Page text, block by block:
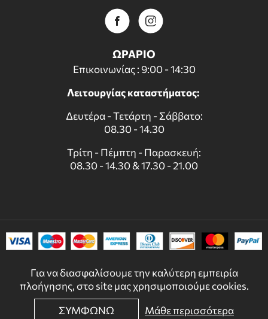
Για να διασφαλίσουμε την καλύτερη εμπειρία
πλοήγησης, στο site μας χρησιμοποιούμε cookies.
ΣΥΜΦΩΝΩ
Μάθε περισσότερα
ΩΡΑΡΙΟ
Επικοινωνίας : 9:00 - 14:30
Λειτουργίας καταστήματος:
Δευτέρα - Τετάρτη - Σάββατο:
08.30 - 14.30
Τρίτη - Πέμπτη - Παρασκευή:
08.30 - 14.30 & 17.30 - 21.00
© 2022 - 2026 DECORDICASA.GR - ALL RIGHTS RESERVED